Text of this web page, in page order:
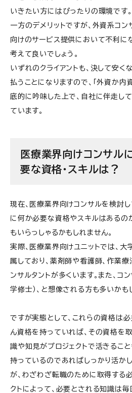
いきたい方にはぴったりの環境です。
一方のデメリットですが、外資系コ
向けのサービス提供において不利に
考えて良いでしょう。
いずれのクライアントも、決して安く
払うことになりますので、「外資か内
底的に吟味した上で、自社に伴走し
ています。
医療業界向けコンサル
要な資格・スキルは？
現在、医療業界向けコンサルを検討
に何か必要な資格やスキルはあるの
もいらっしゃるかもしれません。
実際、医療業界向けユニットでは、
属しており、薬剤師や看護師、作業
ンサルタントが多くいます。また、コ
学修士）、と想像される方も多いかも
ですが実態として、これらの資格は
ん資格を持っていれば、その資格を
識や知見がプロジェクトで活きるこ
持っているのであればしっかり活か
が、わざわざ転職のために取得する
クトによって、必要とされる知識は毎